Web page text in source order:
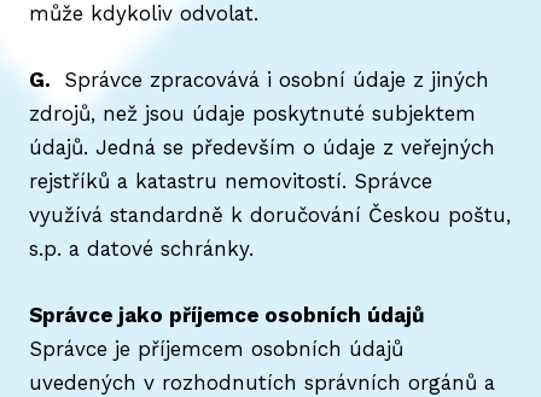
může kdykoliv odvolat.
G.
Správce zpracovává i osobní údaje z jiných
zdrojů, než jsou údaje poskytnuté subjektem
údajů. Jedná se především o údaje z veřejných
rejstříků a katastru nemovitostí. Správce
využívá standardně k doručování Českou poštu,
s.p. a datové schránky.
Správce jako příjemce osobních údajů
Správce je příjemcem osobních údajů
uvedených v rozhodnutích správních orgánů a